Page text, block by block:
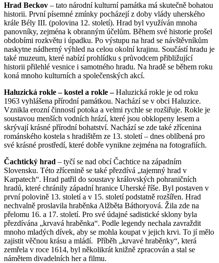
Hrad Beckov – tato národní kulturní památka má skutečně bohatou
historii. První písemné zmínky pocházejí z doby vlády uherského
krále Bély III. (polovina 12. století). Hrad byl využíván mnoha
panovníky, zejména k obranným účelům. Během své historie prošel
obdobími rozkvětu i úpadku. Po výstupu na hrad se návštěvníkům
naskytne nádherný výhled na celou okolní krajinu. Součástí hradu je
také muzeum, které nabízí prohlídku s průvodcem přibližující
historii přilehlé vesnice i samotného hradu. Na hradě se během roku
koná mnoho kulturních a společenských akcí.
Haluzická rokle – kostel a rokle –Haluzická rokle je od roku
1963 vyhlášena přírodní památkou. Nachází se v obci Haluzice.
Vznikla erozní činností potoka a velmi rychle se rozšiřuje. Rokle je
soustavou menších vodních hrází, které jsou obklopeny lesem a
skrývají krásné přírodní bohatství. Nachází se zde také zřícenina
románského kostela s hradištěm ze 13. století – dnes oblíbená pro
své krásné prostředí, které dobře vynikne zejména na fotografiích.
Čachtický hrad – tyčí se nad obcí Čachtice na západním
Slovensku. Této zřícenině se také přezdívá „tajemný hrad v
Karpatech“. Hrad patřil do soustavy královských pohraničních
hradů, které chránily západní hranice Uherské říše. Byl postaven v
první polovině 13. století a v 15. století podstatně rozšířen. Hrad
nechvalně proslavila hraběnka Alžběta Báthoryová. Žila zde na
přelomu 16. a 17. století. Pro své údajné sadistické sklony byla
přezdívána „krvavá hraběnka“. Podle legendy nechala zavraždit
mnoho mladých dívek, aby se mohla koupat v jejich krvi. To jí mělo
zajistit věčnou krásu a mládí. Příběh „krvavé hraběnky“, která
zemřela v roce 1614, byl několikrát knižně zpracován a stal se
námětem divadelních her a filmu.